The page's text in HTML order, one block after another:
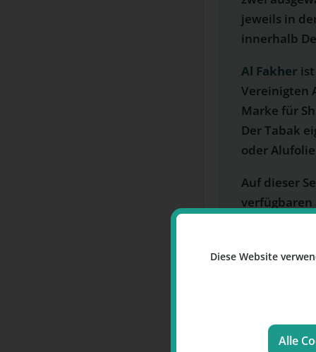
jeweils in
innerhalb
Al Fakher
Vereinigten
Marke für
Der Tabak
oder
Auf dieser
verfügbaren
Diese Website
Alle